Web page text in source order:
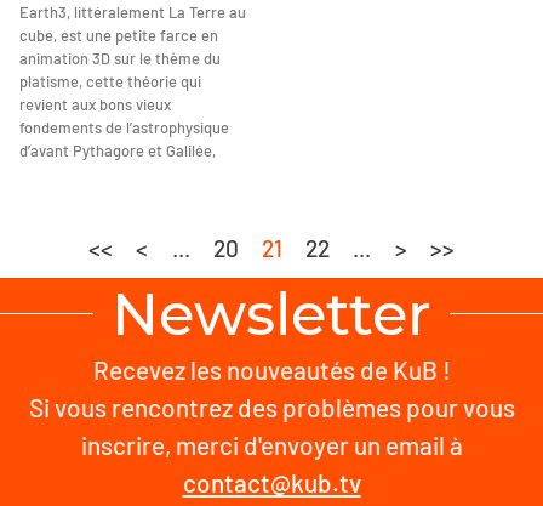
Earth3, littéralement La Terre au
cube, est une petite farce en
animation 3D sur le thème du
platisme, cette théorie qui
revient aux bons vieux
fondements de l’astrophysique
d’avant Pythagore et Galilée,
<< < ... 20 21 22 ... > >>
Newsletter
Recevez les nouveautés de KuB !
Si vous rencontrez des problèmes pour vous
inscrire, merci d'envoyer un email à
contact@kub.tv